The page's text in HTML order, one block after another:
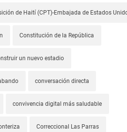
de Haití (CPT)-Embajada de Estados
Constitución de la República
un nuevo estadio
conversación directa
convivencia digital más saludable
Correccional Las Parras